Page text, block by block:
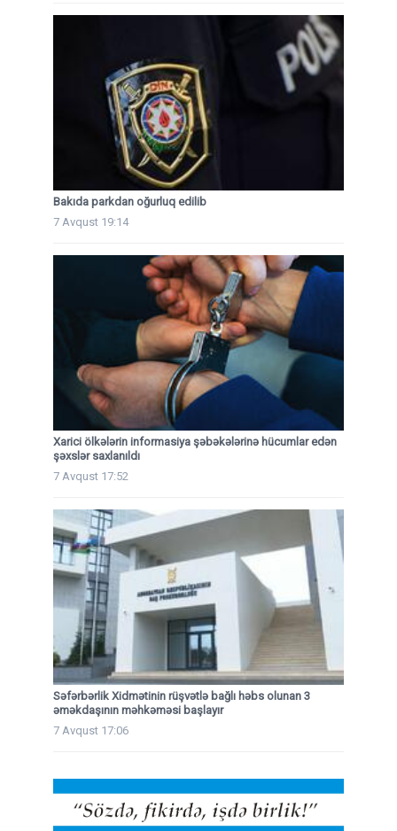
Bakıda parkdan oğurluq edilib
7 Avqust 19:14
Xarici ölkələrin informasiya şəbəkələrinə hücumlar edən
şəxslər saxlanıldı
7 Avqust 17:52
Səfərbərlik Xidmətinin rüşvətlə bağlı həbs olunan 3
əməkdaşının məhkəməsi başlayır
7 Avqust 17:06